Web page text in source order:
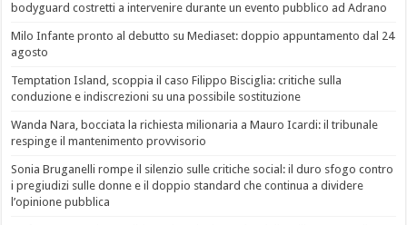
bodyguard costretti a intervenire durante un evento pubblico ad Adrano
Milo Infante pronto al debutto su Mediaset: doppio appuntamento dal 24
agosto
Temptation Island, scoppia il caso Filippo Bisciglia: critiche sulla
conduzione e indiscrezioni su una possibile sostituzione
Wanda Nara, bocciata la richiesta milionaria a Mauro Icardi: il tribunale
respinge il mantenimento provvisorio
Sonia Bruganelli rompe il silenzio sulle critiche social: il duro sfogo contro
i pregiudizi sulle donne e il doppio standard che continua a dividere
l’opinione pubblica